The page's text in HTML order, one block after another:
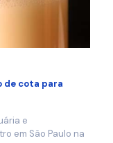
de cota para
e
em São Paulo na